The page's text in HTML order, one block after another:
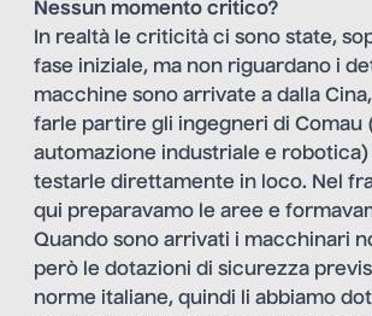
Nessun momento critico?
In realtà le criticità ci sono state,
fase iniziale, ma non riguardano i
macchine sono arrivate a dalla
farle partire gli ingegneri di Comau
automazione industriale e robotica)
testarle direttamente in loco. Nel
qui preparavamo le aree e
Quando sono arrivati i macchinari
però le dotazioni di sicurezza
norme italiane, quindi li abbiamo